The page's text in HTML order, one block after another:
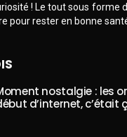
! Le tout sous forme
pour rester en bonne
nostalgie : les
d’internet, c’était